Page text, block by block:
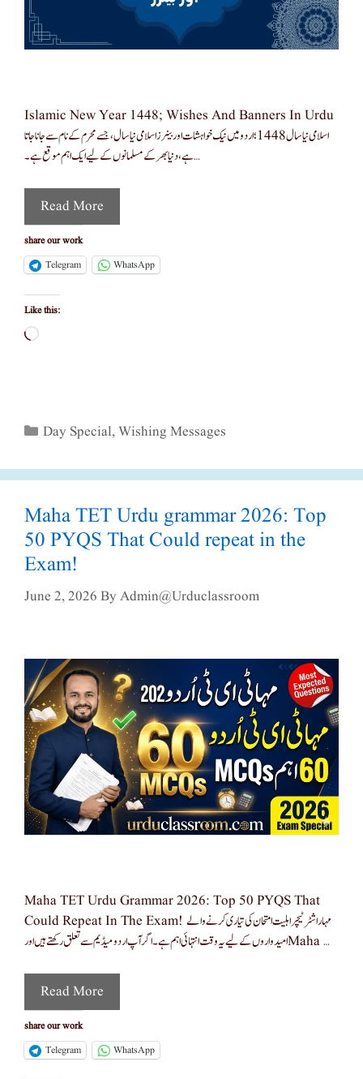
Islamic New Year 1448; Wishes And Banners In Urdu
اسلامی نیا سال 1448؛ اردو میں نیک خواہشات اور بینرز اسلامی نیا سال، جسے محرم کے نام سے جانا جاتا
ہے، دنیا بھر کے مسلمانوں کے لیے ایک اہم موقع ہے۔ …
Read More
share our work
Telegram
WhatsApp
Like this:
Loading…
Categories
Day Special,Wishing Messages
Maha TET Urdu grammar 2026: Top
50 PYQS That Could repeat in the
Exam!
June 2, 2026 ByAdmin@urduclassroom
Maha TET Urdu Grammar 2026: Top 50 PYQS That
Could Repeat In The Exam! مہاراشٹر ٹیچر اہلیت امتحان کی تیاری کرنے والے
امیدواروں کے لیے یہ وقت انتہائی اہم ہے۔ اگر آپ اردو میڈیم سے تعلق رکھتے ہیں اور Maha …
Read More
share our work
Telegram
WhatsApp